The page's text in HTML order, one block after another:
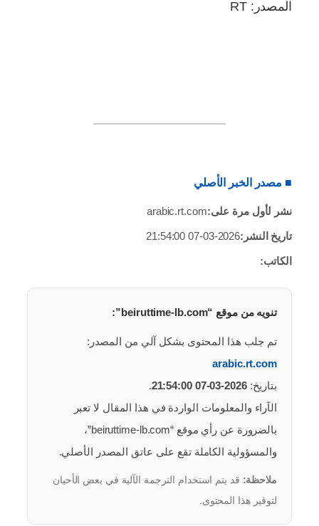
المصدر: RT
■ مصدر الخبر الأصلي
نشر لأول مرة على:arabic.rt.com
تاريخ النشر:2026-03-07 21:54:00
الكاتب:
تنويه من موقع “beiruttime-lb.com”:
تم جلب هذا المحتوى بشكل آلي من المصدر:
arabic.rt.com
بتاريخ:2026-03-07 21:54:00
.
الآراء والمعلومات الواردة في هذا المقال لا تعبر
بالضرورة عن رأي موقع “beiruttime-lb.com”،
والمسؤولية الكاملة تقع على عاتق المصدر الأصلي.
ملاحظة: قد يتم استخدام الترجمة الآلية في بعض الأحيان
لتوفير هذا المحتوى.